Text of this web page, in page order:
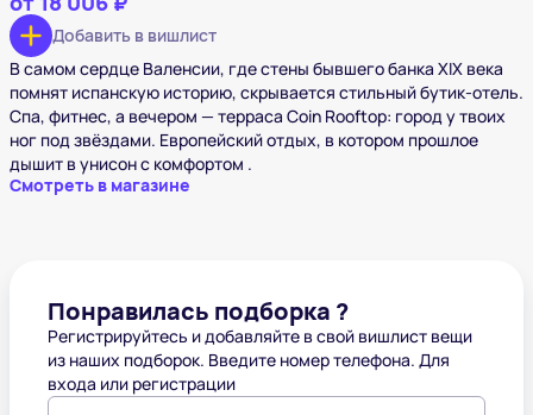
Добавить в вишлист
В самом сердце Валенсии, где стены бывшего банка XIX века
помнят испанскую историю, скрывается стильный бутик-отель.
Спа, фитнес, а вечером — терраса Coin Rooftop: город у твоих
ног под звёздами. Европейский отдых, в котором прошлое
дышит в унисон с комфортом .
Смотреть в магазине
Понравилась подборка ?
Регистрируйтесь и добавляйте в свой вишлист вещи
из наших подборок. Введите номер телефона. Для
входа или регистрации